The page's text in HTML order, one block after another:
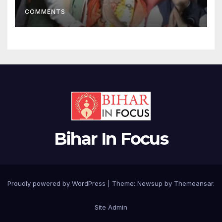
COMMENTS
Bihar In Focus
Proudly powered by WordPress Theme: Newsup by Themeansar.
Site Admin